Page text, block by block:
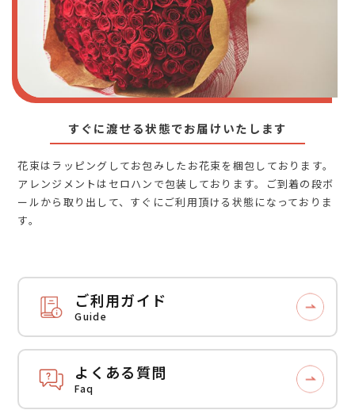
すぐに渡せる状態でお届けいたします
花束はラッピングしてお包みしたお花束を梱包しております。
アレンジメントはセロハンで包装しております。ご到着の段ボ
ールから取り出して、すぐにご利用頂ける状態になっておりま
す。
ご利用ガイド
Guide
よくある質問
Faq